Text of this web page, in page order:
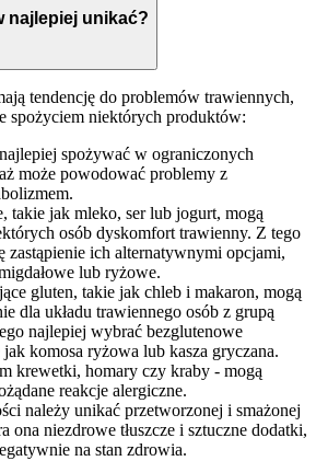
najlepiej unikać?
tendencję do problemów trawiennych,
spożyciem niektórych produktów:
spożywać w ograniczonych
może powodować problemy z
takie jak mleko, ser lub jogurt, mogą
osób dyskomfort trawienny. Z tego
zastąpienie ich alternatywnymi opcjami,
lub ryżowe.
gluten, takie jak chleb i makaron, mogą
dla układu trawiennego osób z grupą
najlepiej wybrać bezglutenowe
komosa ryżowa lub kasza gryczana.
krewetki, homary czy kraby - mogą
reakcje alergiczne.
należy unikać przetworzonej i smażonej
ona niezdrowe tłuszcze i sztuczne dodatki,
na stan zdrowia.